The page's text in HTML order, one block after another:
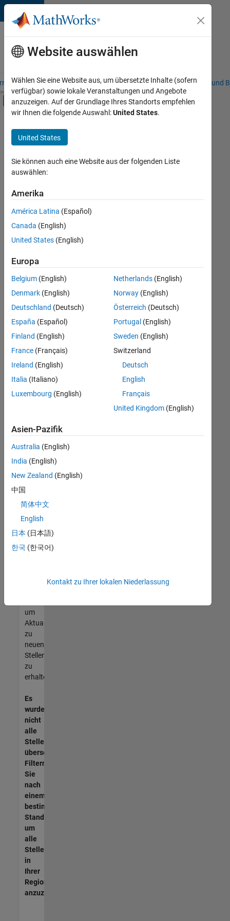
Weiter zum Inhalt
Karriere
bei
MathWorks
– Übersicht Stellensuche Niederlassungen Studierende und
Umschaltung für Off-Canvas-
Hauptinhalt
Information Technology
Commercial Sales
Inside Sales
Sales Operations
Finance and Operations
Human Resources
+5
Derzeit
es
keine
offenen
Stellen,
Ihren
Suchkriterien
entsprechen.
können
die
Suchkriterien
weiter
fassen
oder
alle
Stellenangebote
anzeigen .
noch
keine
offenen
Stellen
können,
die
Ihren
entsprechen,
werden
unseres
um
Aktualisierungen
zu
neuen
Stellenangeboten
zu
erhalten.
Es
wurden
nicht
alle
Stellen
übersetzt.
Filtern
Sie
nach
einem
bestimmten
Standort,
um
alle
Stellenangebote
in
Ihrer
Region
anzuzeigen.
Website auswählen
Wählen Sie eine Website aus, um übersetzte Inhalte (sofern
verfügbar) sowie lokale Veranstaltungen und Angebote
anzuzeigen. Auf der Grundlage Ihres Standorts empfehlen
wir Ihnen die folgende Auswahl:United States.
United States
Sie können auch eine Website aus der folgenden Liste
auswählen:
Amerika
América Latina (Español)
Canada (English)
United States (English)
Europa
Belgium (English)
Denmark (English)
Deutschland (Deutsch)
España (Español)
Finland (English)
France (Français)
Ireland (English)
Italia (Italiano)
Luxembourg (English)
Netherlands(English)
Norway(English)
Österreich (Deutsch)
Portugal (English)
Sweden (English)
Switzerland
Deutsch
English
Français
United Kingdom(English)
Asien-Pazifik
Australia (English)
India (English)
New Zealand (English)
中国
简体中文
English
日本 (日本語)
한국 (한국어)
Kontakt zu Ihrer lokalen Niederlassung